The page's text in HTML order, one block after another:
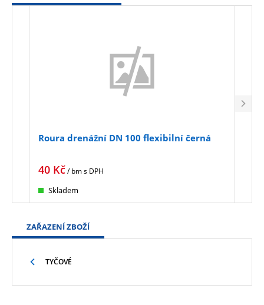
Roura drenážní DN 100 flexibilní černá
40 Kč/ bms DPH
Skladem
ZAŘAZENÍ ZBOŽÍ
TYČOVÉ